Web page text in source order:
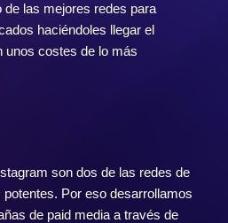
de las mejores redes para
haciéndoles llegar el
unos costes de lo más
son dos de las redes de
Por eso desarrollamos
de paid media a través de